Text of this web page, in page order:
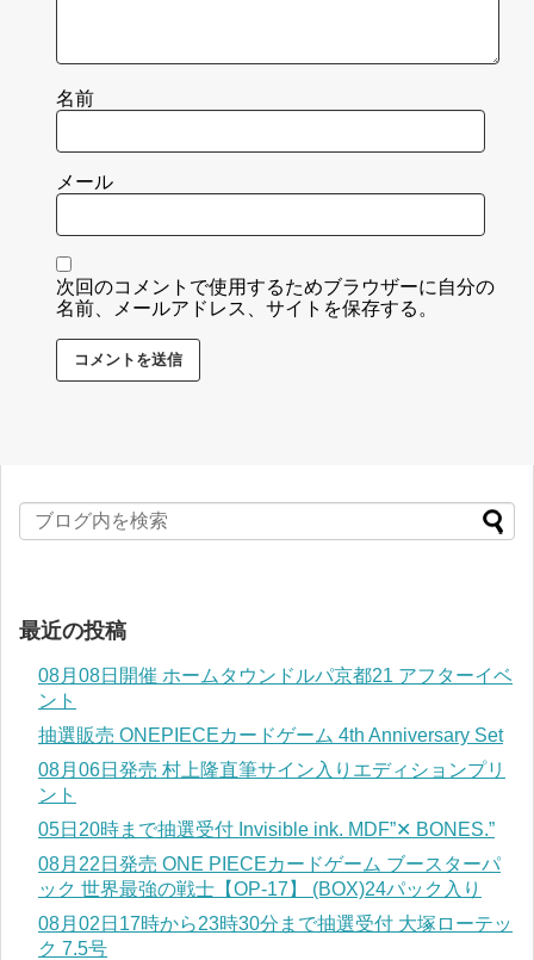
名前
メール
次回のコメントで使用するためブラウザーに自分の
名前、メールアドレス、サイトを保存する。
最近の投稿
08月08日開催 ホームタウンドルパ京都21 アフターイベ
ント
抽選販売 ONEPIECEカードゲーム 4th Anniversary Set
08月06日発売 村上隆直筆サイン入りエディションプリ
ント
05日20時まで抽選受付 Invisible ink. MDF”✕ BONES.”
08月22日発売 ONE PIECEカードゲーム ブースターパ
ック 世界最強の戦士【OP-17】 (BOX)24パック入り
08月02日17時から23時30分まで抽選受付 大塚ローテッ
ク 7.5号